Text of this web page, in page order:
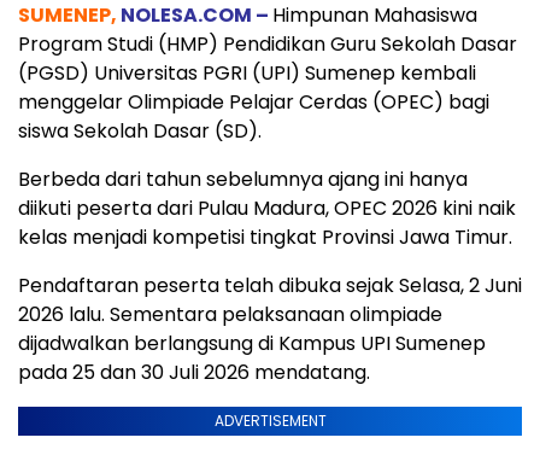
SUMENEP, NOLESA.COM – Himpunan Mahasiswa
Program Studi (HMP) Pendidikan Guru Sekolah Dasar
(PGSD) Universitas PGRI (UPI) Sumenep kembali
menggelar Olimpiade Pelajar Cerdas (OPEC) bagi
siswa Sekolah Dasar (SD).
Berbeda dari tahun sebelumnya ajang ini hanya
diikuti peserta dari Pulau Madura, OPEC 2026 kini naik
kelas menjadi kompetisi tingkat Provinsi Jawa Timur.
Pendaftaran peserta telah dibuka sejak Selasa, 2 Juni
2026 lalu. Sementara pelaksanaan olimpiade
dijadwalkan berlangsung di Kampus UPI Sumenep
pada 25 dan 30 Juli 2026 mendatang.
ADVERTISEMENT